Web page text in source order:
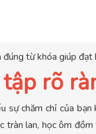
từ khóa giúp đạt
rõ
sự chăm chỉ của
lan, học ôm